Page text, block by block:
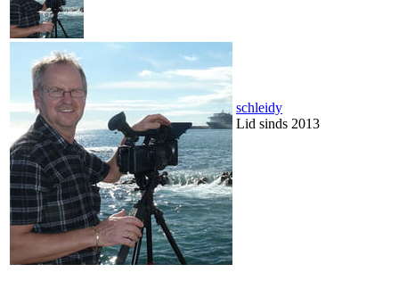
schleidy
Lid sinds 2013